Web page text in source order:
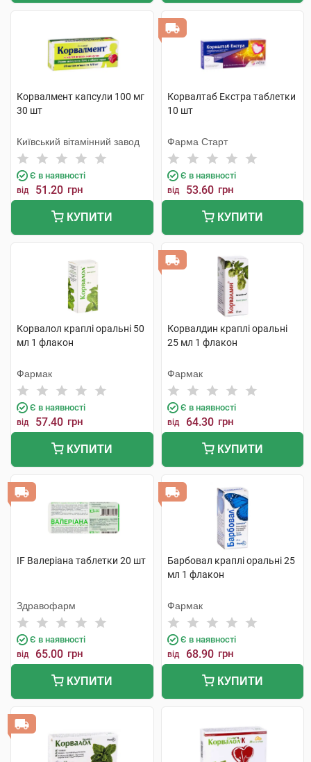
Корвалмент капсули 100 мг
30 шт
Київський вітамінний завод
Є в наявності
від 51.20 грн
КУПИТИ
Корвалтаб Екстра таблетки
10 шт
Фарма Старт
Є в наявності
від 53.60 грн
КУПИТИ
Корвалол краплі оральні 50
мл 1 флакон
Фармак
Є в наявності
від 57.40 грн
КУПИТИ
Корвалдин краплі оральні
25 мл 1 флакон
Фармак
Є в наявності
від 64.30 грн
КУПИТИ
IF Валеріана таблетки 20 шт
Здравофарм
Є в наявності
від 65.00 грн
КУПИТИ
Барбовал краплі оральні 25
мл 1 флакон
Фармак
Є в наявності
від 68.90 грн
КУПИТИ